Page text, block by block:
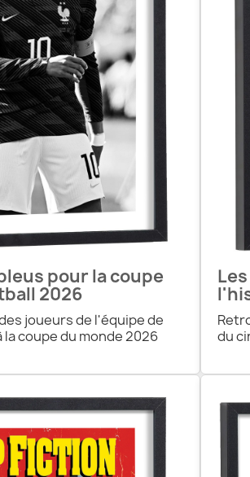
pour la coupe
2026
joueurs de l'équipe de
coupe du monde 2026
du